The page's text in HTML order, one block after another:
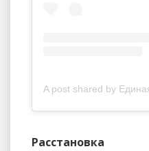
Расстановка